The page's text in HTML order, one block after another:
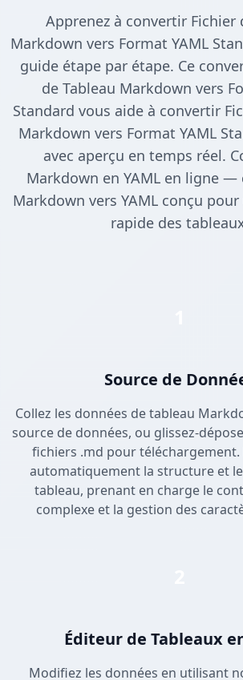
Apprenez à convertir Fichier
Markdown vers Format YAML
guide étape par étape. Ce
de Tableau Markdown vers
Standard vous aide à convertir
Markdown vers Format YAML
avec aperçu en temps réel.
Markdown en YAML en ligne —
Markdown vers YAML conçu
rapide des
Source de
Collez les données de tableau
source de données, ou glissez-
fichiers .md pour téléchargement.
automatiquement la structure et
tableau, prenant en charge le
complexe et la gestion des
Éditeur de Tableaux
Modifiez les données en utilisant